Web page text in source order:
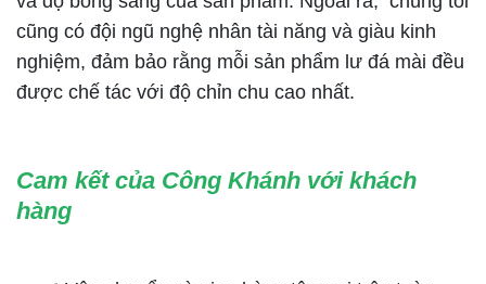
cũng có đội ngũ nghệ nhân tài năng và giàu kinh
nghiệm, đảm bảo rằng mỗi sản phẩm lư đá mài đều
được chế tác với độ chỉn chu cao nhất.
Cam kết của Công Khánh với khách
hàng